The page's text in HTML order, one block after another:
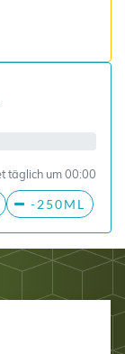
täglich um 00:00
-250ML